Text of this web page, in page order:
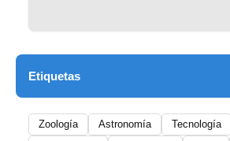
Etiquetas
Zoología Astronomía Tecnología